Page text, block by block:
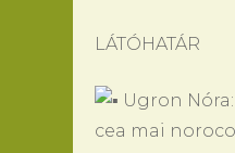
LÁTÓHATÁR
Ugron
cea mai